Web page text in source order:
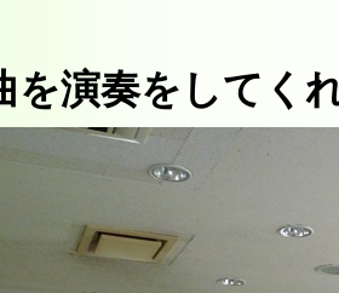
を演奏をしてく